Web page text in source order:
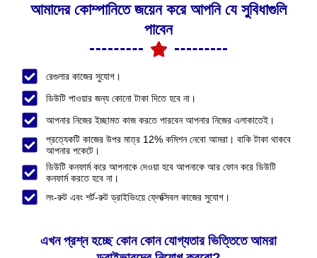
আমাদের কোম্পানিতে জয়েন করে আপনি যে সুবিধাগুলি
পাবেন
রেগুলার কাজের সুযোগ।
ডিউটি পাওয়ার জন্য কোনো টাকা দিতে হবে না।
আপনার নিজের ইচ্ছামত কাজ করতে পারবেন আপনার নিজের এলাকাতেই।
প্রত্যেকটি কাজের উপর মাত্র 12% কমিশন নেবো আমরা। বাকি টাকা থাকবে
আপনার পকেটে।
ডিউটি কনফার্ম করে আপনাকে দেওয়া হবে আপনাকে আর ফোন করে ডিউটি
কনফার্ম করতে হবে না।
লং-রুট এবং শর্ট-রুট ড্রাইভিংয়ে ফ্লেক্সিবল কাজের সুযোগ।
এখন প্রশ্ন হচ্ছে কোন কোন যোগ্যতার ভিত্তিতে আমরা